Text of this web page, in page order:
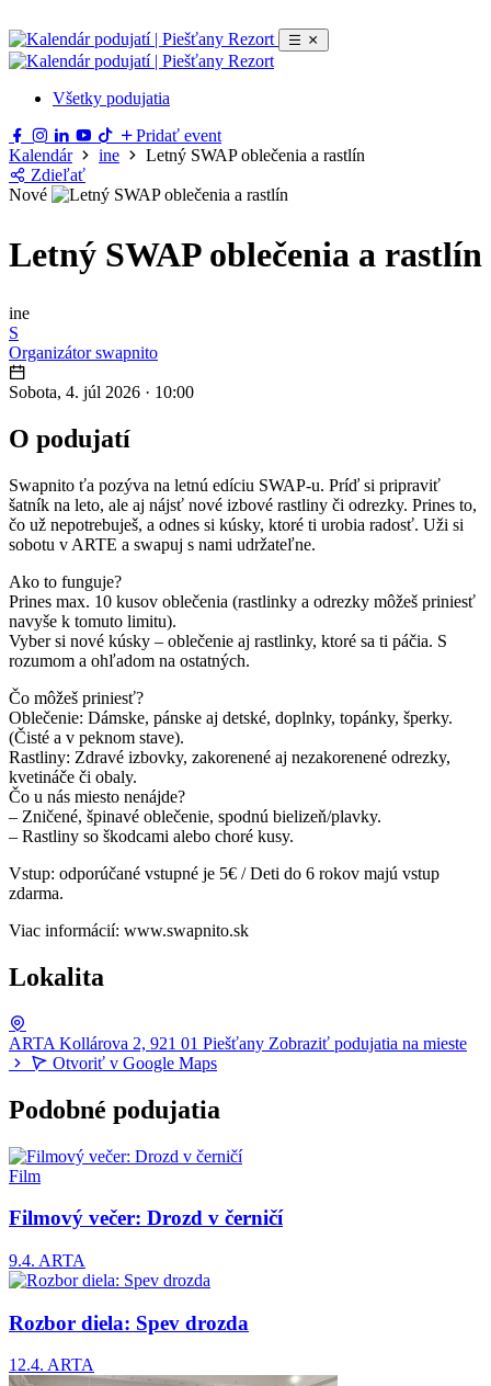
Všetky podujatia
Pridať event
Kalendár
ine
Letný SWAP oblečenia a rastlín
Zdieľať
Nové
Letný SWAP oblečenia a rastlín
ine
S
Organizátor swapnito
Sobota, 4. júl 2026 · 10:00
O podujatí
Swapnito ťa pozýva na letnú edíciu SWAP-u. Príď si pripraviť
šatník na leto, ale aj nájsť nové izbové rastliny či odrezky. Prines to,
čo už nepotrebuješ, a odnes si kúsky, ktoré ti urobia radosť. Uži si
sobotu v ARTE a swapuj s nami udržateľne.
Ako to funguje?
Prines max. 10 kusov oblečenia (rastlinky a odrezky môžeš priniesť
navyše k tomuto limitu).
Vyber si nové kúsky – oblečenie aj rastlinky, ktoré sa ti páčia. S
rozumom a ohľadom na ostatných.
Čo môžeš priniesť?
Oblečenie: Dámske, pánske aj detské, doplnky, topánky, šperky.
(Čisté a v peknom stave).
Rastliny: Zdravé izbovky, zakorenené aj nezakorenené odrezky,
kvetináče či obaly.
Čo u nás miesto nenájde?
– Zničené, špinavé oblečenie, spodnú bielizeň/plavky.
– Rastliny so škodcami alebo choré kusy.
Vstup: odporúčané vstupné je 5€ / Deti do 6 rokov majú vstup
zdarma.
Viac informácií: www.swapnito.sk
Lokalita
ARTA Kollárova 2, 921 01 Piešťany Zobraziť podujatia na mieste
Otvoriť v Google Maps
Podobné podujatia
Film
Filmový večer: Drozd v černičí
9.4. ARTA
Rozbor diela: Spev drozda
12.4. ARTA